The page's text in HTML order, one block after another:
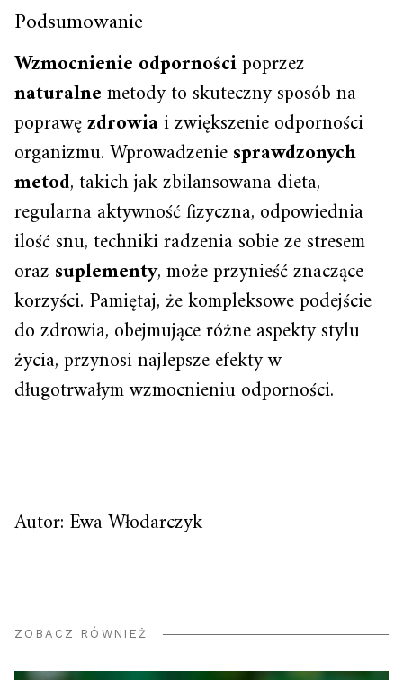
Podsumowanie
Wzmocnienie odpornościpoprzez
naturalnemetody to skuteczny sposób na
poprawęzdrowiai zwiększenie odporności
organizmu. Wprowadzeniesprawdzonych
metod, takich jak zbilansowana dieta,
regularna aktywność fizyczna, odpowiednia
ilość snu, techniki radzenia sobie ze stresem
oraz suplementy, może przynieść znaczące
korzyści. Pamiętaj, że kompleksowe podejście
do zdrowia, obejmujące różne aspekty stylu
życia, przynosi najlepsze efekty w
długotrwałym wzmocnieniu odporności.
Autor: Ewa Włodarczyk
ZOBACZ RÓWNIEŻ